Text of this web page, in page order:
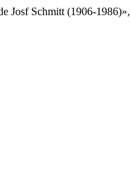
Josf Schmitt (1906-1986)»,